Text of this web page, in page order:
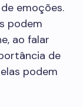
emoções.
podem
ao falar
de
podem